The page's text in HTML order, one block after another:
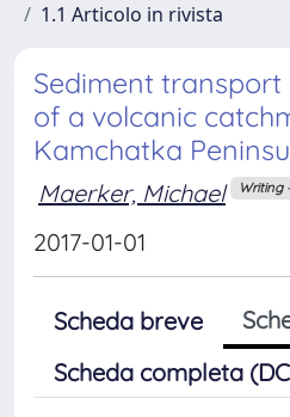
1.1 Articolo in rivista
Sediment
of a volcanic
Kamchatka
Maerker, Michael Writing
2017-01-01
Scheda breve
Scheda completa